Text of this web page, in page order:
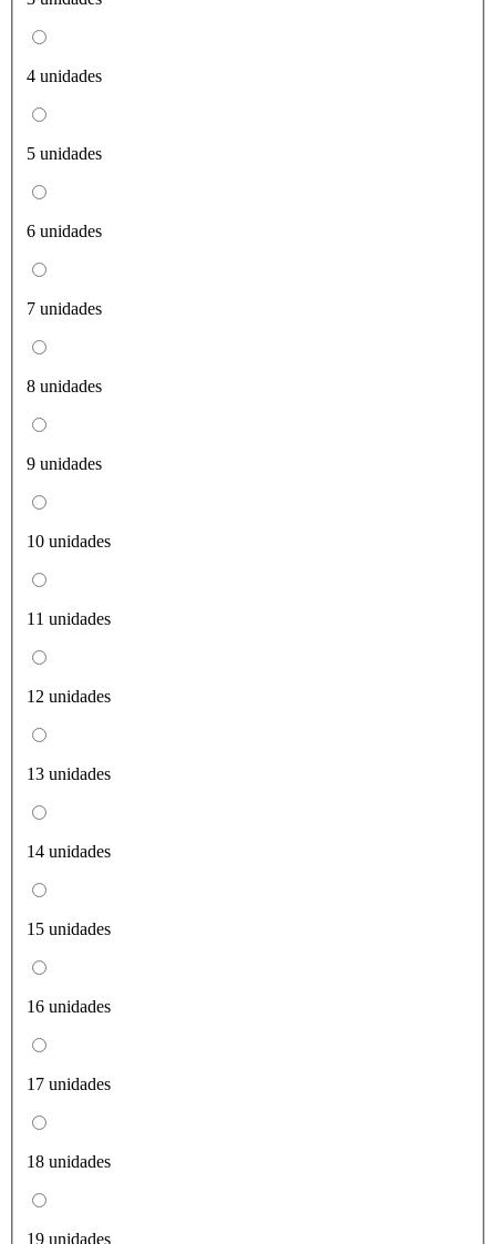
4 unidades
5 unidades
6 unidades
7 unidades
8 unidades
9 unidades
10 unidades
11 unidades
12 unidades
13 unidades
14 unidades
15 unidades
16 unidades
17 unidades
18 unidades
19 unidades